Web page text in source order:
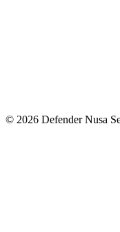
© 2026 Defender Nusa